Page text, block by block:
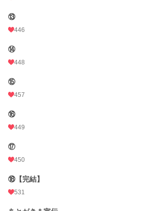
⑬
446
⑭
448
⑮
457
⑯
449
⑰
450
⑱【完結】
531